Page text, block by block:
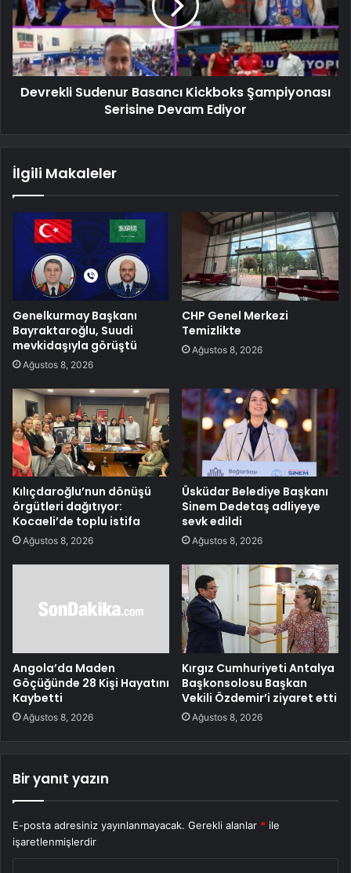
Devrekli Sudenur Basancı Kickboks Şampiyonası
Serisine Devam Ediyor
İlgili Makaleler
Genelkurmay Başkanı
Bayraktaroğlu, Suudi
mevkidaşıyla görüştü
Ağustos 8, 2026
CHP Genel Merkezi
Temizlikte
Ağustos 8, 2026
Kılıçdaroğlu’nun dönüşü
örgütleri dağıtıyor:
Kocaeli’de toplu istifa
Ağustos 8, 2026
Üsküdar Belediye Başkanı
Sinem Dedetaş adliyeye
sevk edildi
Ağustos 8, 2026
Angola’da Maden
Göçüğünde 28 Kişi Hayatını
Kaybetti
Ağustos 8, 2026
Kırgız Cumhuriyeti Antalya
Başkonsolosu Başkan
Vekili Özdemir’i ziyaret etti
Ağustos 8, 2026
Bir yanıt yazın
E-posta adresiniz yayınlanmayacak. Gerekli alanlar * ile
işaretlenmişlerdir